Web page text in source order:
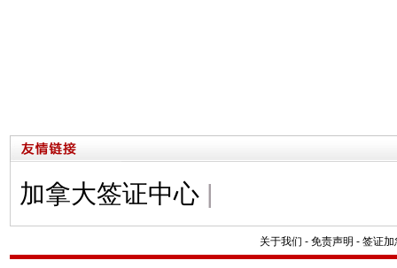
加拿大签证中心 |
关于我们 - 免责声明 - 签证加